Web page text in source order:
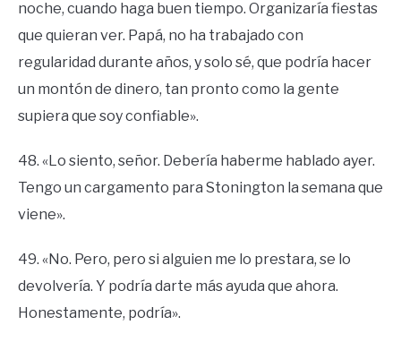
noche, cuando haga buen tiempo. Organizaría fiestas
que quieran ver. Papá, no ha trabajado con
regularidad durante años, y solo sé, que podría hacer
un montón de dinero, tan pronto como la gente
supiera que soy confiable».
48. «Lo siento, señor. Debería haberme hablado ayer.
Tengo un cargamento para Stonington la semana que
viene».
49. «No. Pero, pero si alguien me lo prestara, se lo
devolvería. Y podría darte más ayuda que ahora.
Honestamente, podría».